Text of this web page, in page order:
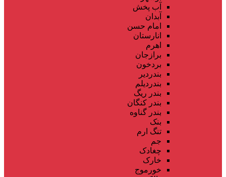
آب پخش
آبدان
امام حسن
انارستان
اهرم
برازجان
بردخون
بندردیر
بندردیلم
بندر ریگ
بندر کنگان
بندر گناوه
بنک
تنگ ارم
جم
چغادک
خارک
خورموج